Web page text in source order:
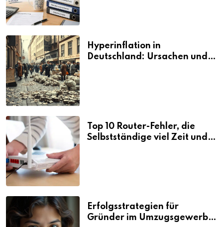
Hyperinflation in
Deutschland: Ursachen und
Top 10 Router-Fehler, die
Selbstständige viel Zeit und
Erfolgsstrategien für
Gründer im Umzugsgewerbe